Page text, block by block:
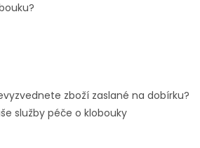
zboží zaslané na dobírku?
služby péče o klobouky